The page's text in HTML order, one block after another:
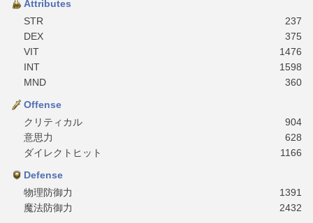
Attributes
STR
237
DEX
375
VIT
1476
INT
1598
MND
360
Offense
クリティカル
904
意思力
628
ダイレクトヒット
1166
Defense
物理防御力
1391
魔法防御力
2432